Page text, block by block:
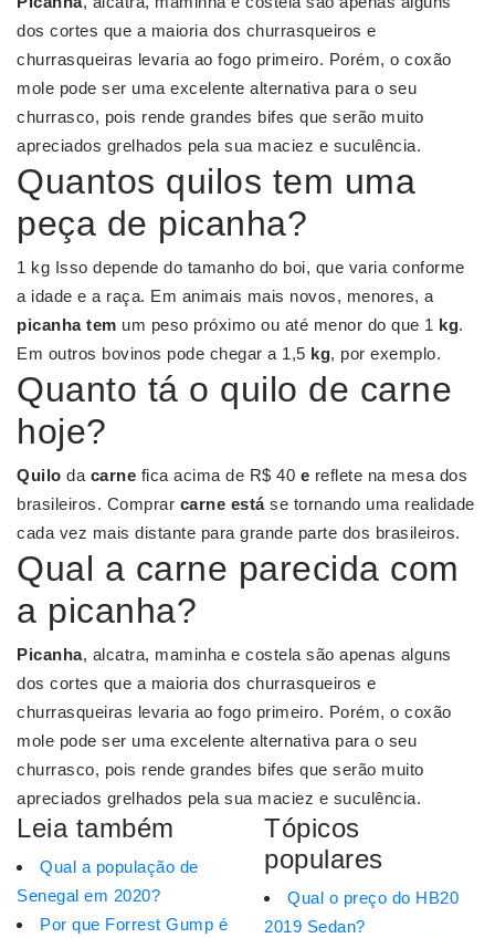
dos cortes que a maioria dos churrasqueiros e
churrasqueiras levaria ao fogo primeiro. Porém, o coxão
mole pode ser uma excelente alternativa para o seu
churrasco, pois rende grandes bifes que serão muito
apreciados grelhados pela sua maciez e suculência.
Quantos quilos tem uma
peça de picanha?
1 kg Isso depende do tamanho do boi, que varia conforme
a idade e a raça. Em animais mais novos, menores, a
picanha tem um peso próximo ou até menor do que 1 kg.
Em outros bovinos pode chegar a 1,5 kg, por exemplo.
Quanto tá o quilo de carne
hoje?
Quilo da carne fica acima de R$ 40 e reflete na mesa dos
brasileiros. Comprar carne estáse tornando uma realidade
cada vez mais distante para grande parte dos brasileiros.
Qual a carne parecida com
a picanha?
Picanha, alcatra, maminha e costela são apenas alguns
dos cortes que a maioria dos churrasqueiros e
churrasqueiras levaria ao fogo primeiro. Porém, o coxão
mole pode ser uma excelente alternativa para o seu
churrasco, pois rende grandes bifes que serão muito
apreciados grelhados pela sua maciez e suculência.
Leia também
Qual a população de
Senegal em 2020?
Por que Forrest Gump é
Tópicos
populares
Qual o preço do HB20
2019 Sedan?